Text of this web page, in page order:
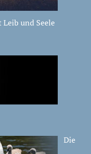
und Seele
Die